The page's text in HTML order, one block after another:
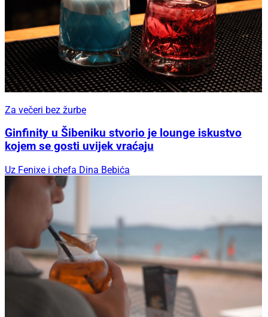
Za večeri bez žurbe
Ginfinity u Šibeniku stvorio je lounge iskustvo
kojem se gosti uvijek vraćaju
Uz Fenixe i chefa Dina Bebića